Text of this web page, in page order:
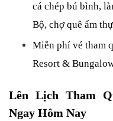
cá chép bú bình,
Bộ, chợ quê ẩm
Miễn phí vé tham
Resort &
Lên Lịch Tham
Ngay Hôm Nay